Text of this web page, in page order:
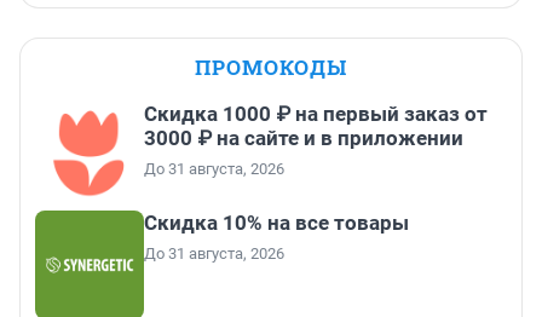
ПРОМОКОДЫ
Скидка 1000 ₽ на первый заказ от
3000 ₽ на сайте и в приложении
До 31 августа, 2026
Скидка 10% на все товары
До 31 августа, 2026